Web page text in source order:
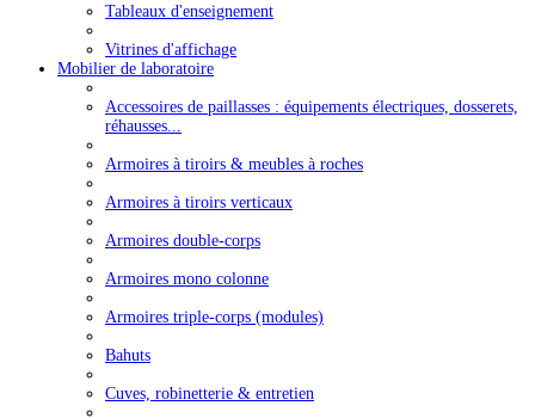
Tableaux d'enseignement
Vitrines d'affichage
Mobilier de laboratoire
Accessoires de paillasses : équipements électriques, dosserets,
réhausses...
Armoires à tiroirs & meubles à roches
Armoires à tiroirs verticaux
Armoires double-corps
Armoires mono colonne
Armoires triple-corps (modules)
Bahuts
Cuves, robinetterie & entretien